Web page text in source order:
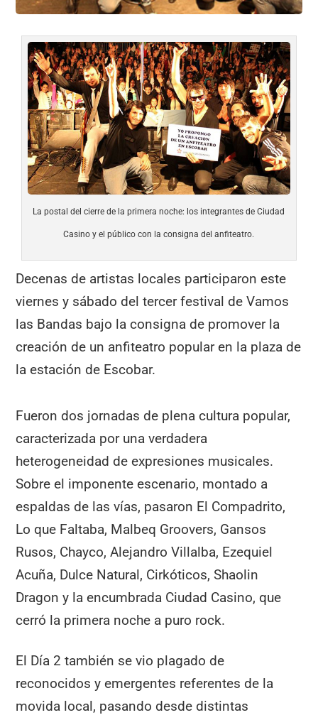
La postal del cierre de la primera noche: los integrantes de Ciudad
Casino y el público con la consigna del anfiteatro.
Decenas de artistas locales participaron este
viernes y sábado del tercer festival de Vamos
las Bandas bajo la consigna de promover la
creación de un anfiteatro popular en la plaza de
la estación de Escobar.
Fueron dos jornadas de plena cultura popular,
caracterizada por una verdadera
heterogeneidad de expresiones musicales.
Sobre el imponente escenario, montado a
espaldas de las vías, pasaron El Compadrito,
Lo que Faltaba, Malbeq Groovers, Gansos
Rusos, Chayco, Alejandro Villalba, Ezequiel
Acuña, Dulce Natural, Cirkóticos, Shaolin
Dragon y la encumbrada Ciudad Casino, que
cerró la primera noche a puro rock.
El Día 2 también se vio plagado de
reconocidos y emergentes referentes de la
movida local, pasando desde distintas